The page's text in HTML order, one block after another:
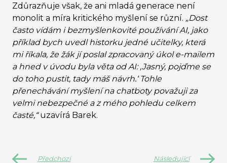
Zdůrazňuje však, že ani mladá generace není
monolit a míra kritického myšlení se různí. „Dost
často vídám i bezmyšlenkovité používání AI, jako
příklad bych uvedl historku jedné učitelky, která
mi říkala, že žák jí poslal zpracovaný úkol e-mailem
a hned v úvodu byla věta od AI: ‚Jasný, pojďme se
do toho pustit, tady máš návrh.‘ Tohle
přenechávání myšlení na chatboty považuji za
velmi nebezpečné a z mého pohledu celkem
časté,“uzavírá Barek.
Předchozí Následující